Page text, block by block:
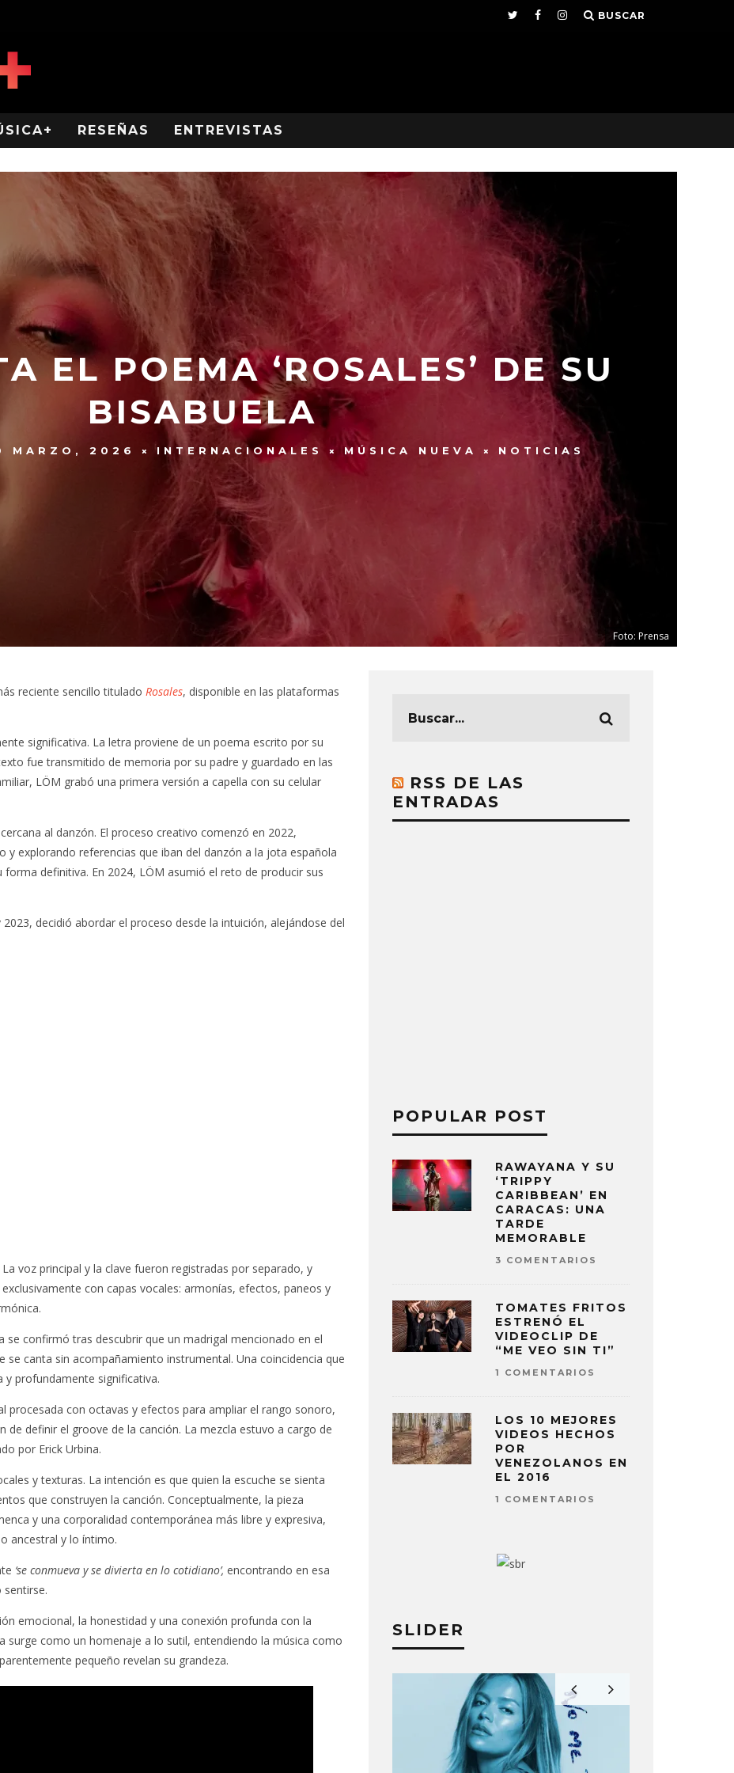
BUSCAR
RESEÑAS ENTREVISTAS
EL POEMA ‘ROSALES’ DE SU
BISABUELA
MARZO, 2026 INTERNACIONALES MÚSICA NUEVA NOTICIAS
Foto: Prensa
reciente sencillo titulado Rosales, disponible en las plataformas
significativa. La letra proviene de un poema escrito por su
fue transmitido de memoria por su padre y guardado en las
LÖM grabó una primera versión a capella con su celular
al danzón. El proceso creativo comenzó en 2022,
y explorando referencias que iban del danzón a la jota española
definitiva. En 2024, LÖM asumió el reto de producir sus
decidió abordar el proceso desde la intuición, alejándose del
voz principal y la clave fueron registradas por separado, y
con capas vocales: armonías, efectos, paneos y
confirmó tras descubrir que un madrigal mencionado en el
canta sin acompañamiento instrumental. Una coincidencia que
y profundamente significativa.
procesada con octavas y efectos para ampliar el rango sonoro,
definir el groove de la canción. La mezcla estuvo a cargo de
por Erick Urbina.
y texturas. La intención es que quien la escuche se sienta
que construyen la canción. Conceptualmente, la pieza
y una corporalidad contemporánea más libre y expresiva,
ancestral y lo íntimo.
‘se conmueva y se divierta en lo cotidiano’, encontrando en esa
sentirse.
emocional, la honestidad y una conexión profunda con la
surge como un homenaje a lo sutil, entendiendo la música como
pequeño revelan su grandeza.
RSS DE LAS
ENTRADAS
POPULAR POST
RAWAYANA Y SU
‘TRIPPY
CARIBBEAN’ EN
CARACAS: UNA
TARDE
MEMORABLE
3 COMENTARIOS
TOMATES FRITOS
ESTRENÓ EL
VIDEOCLIP DE
“ME VEO SIN TI”
1 COMENTARIOS
LOS 10 MEJORES
VIDEOS HECHOS
POR
VENEZOLANOS EN
EL 2016
1 COMENTARIOS
SLIDER